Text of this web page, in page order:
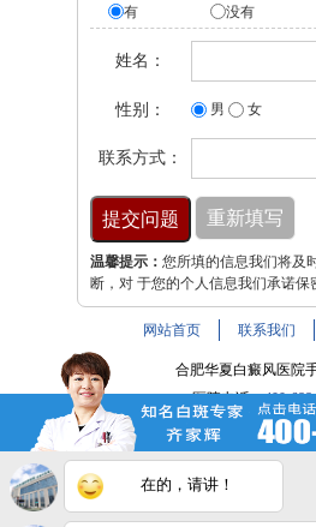
有
没有
姓名：
性别： 男 女
联系方式：
温馨提示： 您所填的信息我们将及
断，对 于您的个人信息我们承诺保
网站首页 联系我们
合肥华夏白癜风医院
医院电话：400-
医院地址：合肥市铜陵路与
注：本网站信息仅供参考，不能作
药物或进行治疗时请遵医嘱。如有转
问题，请与我们联
在的，请讲！